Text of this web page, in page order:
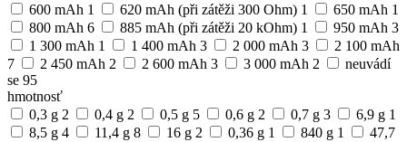
600 mAh 1 620 mAh (při zátěži 300 Ohm) 1 650 mAh 1
800 mAh 6 885 mAh (při zátěži 20 kOhm) 1 950 mAh 3
1 300 mAh 1 1 400 mAh 3 2 000 mAh 3
2 100 mAh
7
2 450 mAh 2 2 600 mAh 3 3 000 mAh 2
neuvádí
se 95
hmotnosť
0,3 g 2 0,4 g 2 0,5 g 5 0,6 g 2 0,7 g 3 6,9 g 1
8,5 g 4 11,4 g 8 16 g 2 0,36 g 1 840 g 1
47,7